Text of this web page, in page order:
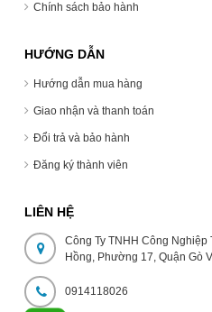
Chính sách bảo hành
HƯỚNG DẪN
Hướng dẫn mua hàng
Giao nhận và thanh toán
Đổi trả và bảo hành
Đăng ký thành viên
LIÊN HỆ
Công Ty TNHH Công
Hồng, Phường 17, Quận Gò
0914118026